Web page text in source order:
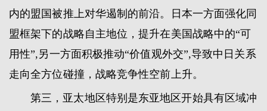
内的盟国被推上对华遏制的前沿。日本一方面强化同
盟框架下的战略自主地位，提升在美国战略中的“可
用性”,另一方面积极推动“价值观外交”,导致中日关系
走向全方位碰撞，战略竞争性空前上升。
第三，亚太地区特别是东亚地区开始具有区域冲